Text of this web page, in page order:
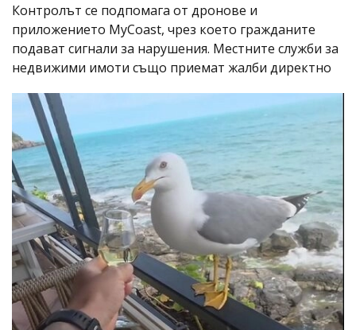
Контролът се подпомага от дронове и
приложението MyCoast, чрез което гражданите
подават сигнали за нарушения. Местните служби за
недвижими имоти също приемат жалби директно